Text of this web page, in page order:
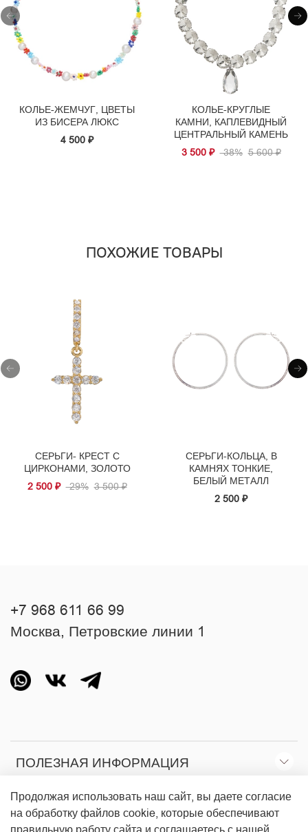
КОЛЬЕ-ЖЕМЧУГ, ЦВЕТЫ
ИЗ БИСЕРА ЛЮКС
4 500 ₽
КОЛЬЕ-КРУГЛЫЕ
КАМНИ, КАПЛЕВИДНЫЙ
ЦЕНТРАЛЬНЫЙ КАМЕНЬ
3 500 ₽ -38% 5 600 ₽
ПОХОЖИЕ ТОВАРЫ
СЕРЬГИ- КРЕСТ С
ЦИРКОНАМИ, ЗОЛОТО
2 500 ₽ -29% 3 500 ₽
СЕРЬГИ-КОЛЬЦА, В
КАМНЯХ ТОНКИЕ,
БЕЛЫЙ МЕТАЛЛ
2 500 ₽
ПОЛЕЗНАЯ ИНФОРМАЦИЯ
О МАГАЗИНЕ
+7 968 611 66 99
Москва, Петровские линии 1
Продолжая использовать наш сайт, вы даете согласие
на обработку файлов cookie, которые обеспечивают
правильную работу сайта и соглашаетесь с нашей